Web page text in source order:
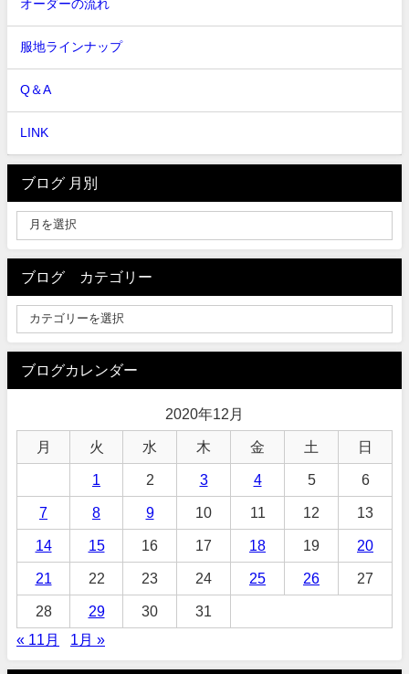
オーダーの流れ
服地ラインナップ
Q＆A
LINK
ブログ 月別
ブログ カテゴリー
ブログカレンダー
2020年12月
月 火 水 木 金 土 日
1 2 3 4 5 6
7 8 9 10 11 12 13
14 15 16 17 18 19 20
21 22 23 24 25 26 27
28 29 30
31
« 11月
1月 »